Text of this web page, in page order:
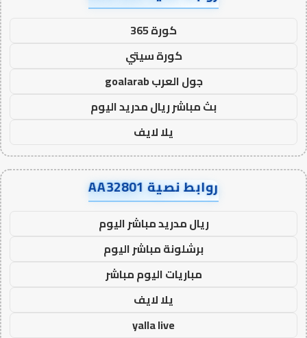
كورة 365
كورة سيتي
جول العرب goalarab
بث مباشر ريال مدريد اليوم
يلا لايف
روابط نصية AA32801
ريال مدريد مباشر اليوم
برشلونة مباشر اليوم
مباريات اليوم مباشر
يلا لايف
yalla live